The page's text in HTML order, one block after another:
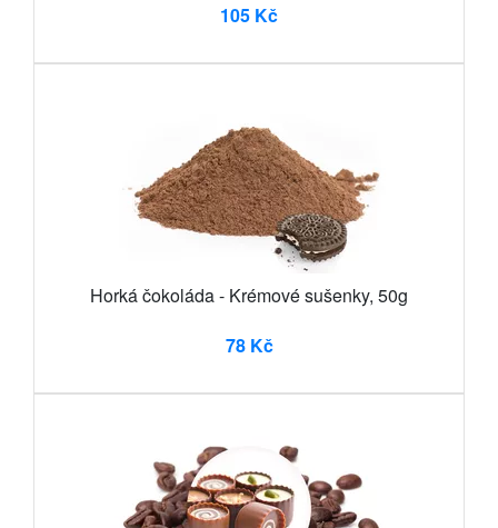
105 Kč
Horká čokoláda - Krémové sušenky, 50g
78 Kč